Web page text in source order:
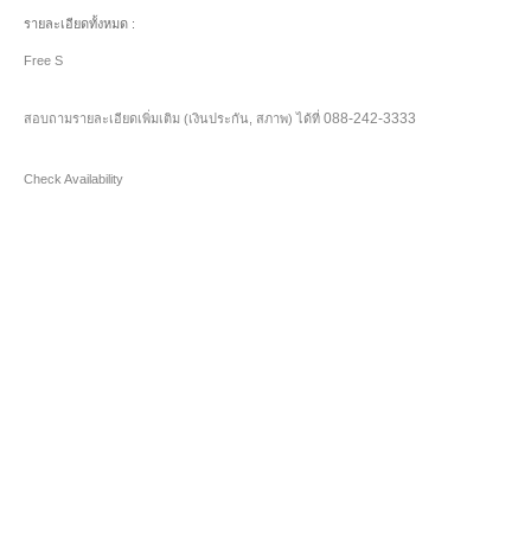
รายละเอียดทั้งหมด :
Free S
สอบถามรายละเอียดเพิ่มเติม (เงินประกัน, สภาพ) ได้ที่ 088-242-3333
Check Availability